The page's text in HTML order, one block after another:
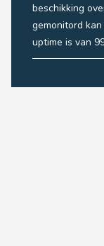
beschikking
gemonitord
uptime is van